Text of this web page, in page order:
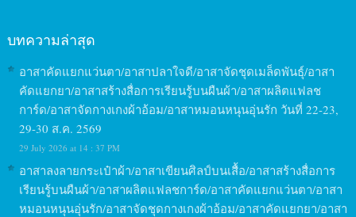
บทความล่าสุด
อาสาคัดแยกแว่นตา/อาสาปลาใจดี/อาสาจัดชุดเมล็ดพันธุ์/อาสา
คัดแยกยา/อาสาสร้างสื่อการเรียนรู้บนผืนผ้า/อาสาผลิตแฟลช
การ์ด/อาสาจัดกางเกงผ้าอ้อม/อาสาหมอนหนุนอุ่นรัก วันที่ 22-23,
29-30 ส.ค. 2569
29 July 2026 at 14 : 37 PM
อาสาลงลายกระเป๋าผ้า/อาสาเขียนศิลป์บนเสื้อ/อาสาสร้างสื่อการ
เรียนรู้บนผืนผ้า/อาสาผลิตแฟลชการ์ด/อาสาคัดแยกแว่นตา/อาสา
หมอนหนุนอุ่นรัก/อาสาจัดชุดกางเกงผ้าอ้อม/อาสาคัดแยกยา/อาสา